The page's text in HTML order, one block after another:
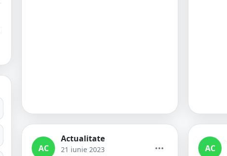
AC
Actualitate
21 iunie 2023 AC